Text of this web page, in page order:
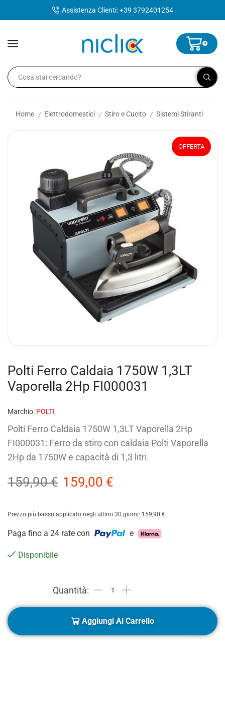
Assistenza Clienti: +39 3792401254
0
Home / Elettrodomestici / Stiro e Cucito / Sistemi Stiranti
OFFERTA
Polti Ferro Caldaia 1750W 1,3LT
Vaporella 2Hp FI000031
Marchio: POLTI
Polti Ferro Caldaia 1750W 1,3LT Vaporella 2Hp
FI000031: Ferro da stiro con caldaia Polti Vaporella
2Hp da 1750W e capacità di 1,3 litri.
159,90€ 159,00 €
Prezzo più basso applicato negli ultimi 30 giorni: 159,90 €
Paga fino a 24 rate con e
Disponibile
Aggiungi Al Carrello